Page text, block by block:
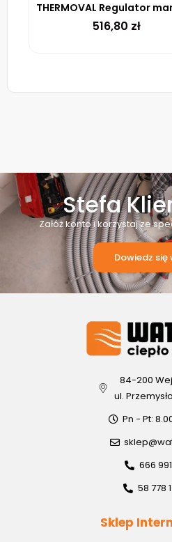
516,80 zł
Stefa
Załóż konto i korzystaj ze
Dowiedz się
84-200
ul.
Pn - Pt:
666
58 778
Sklep